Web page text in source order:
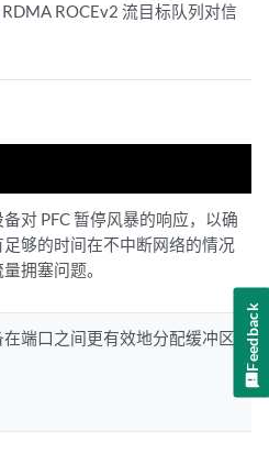
ROCEv2 流目标队列对信
备对 PFC 暂停风暴的响应，以确
足够的时间在不中断网络的情况
拥塞问题。
在端口之间更有效地分配缓冲区
Feedback